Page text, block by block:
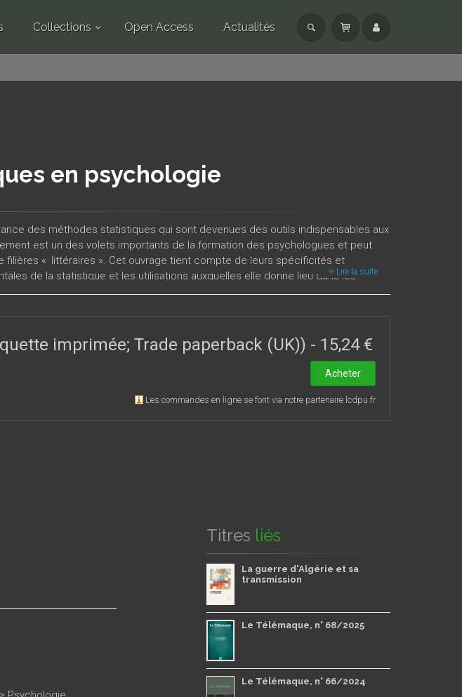
Collections Open Access Actualités
en psychologie
des méthodes statistiques qui sont devenues des outils indispensables aux
est un des volets importants de la formation des psychologues et peut
filières « littéraires ». Cet ouvrage tient compte de leurs spécificités et
de la statistique et les utilisations auxquelles elle donne lieu dans les
retenues s’efforcent d’éviter toute présentation très formalisée ou
Lire la suite
imprimée; Trade paperback (UK)) - 15,24 €
Acheter
Les commandes en ligne se font via notre partenaire lcdpu.fr
Titres liés
La guerre d'Algérie et sa
transmission
Le Télémaque, n° 68/2025
Le Télémaque, n° 66/2024